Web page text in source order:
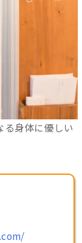
身体に優しい